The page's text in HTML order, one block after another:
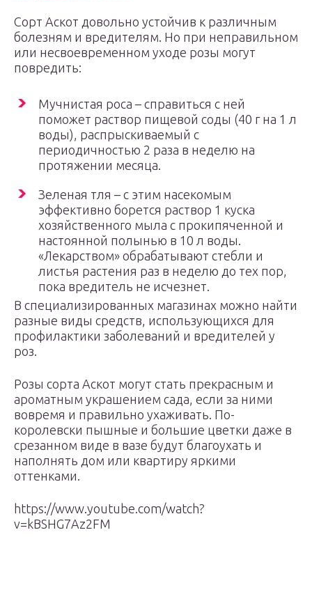
Сорт Аскот довольно устойчив к различным
болезням и вредителям. Но при неправильном
или несвоевременном уходе розы могут
повредить:
Мучнистая роса – справиться с ней
поможет раствор пищевой соды (40 г на 1 л
воды), распрыскиваемый с
периодичностью 2 раза в неделю на
протяжении месяца.
Зеленая тля – с этим насекомым
эффективно борется раствор 1 куска
хозяйственного мыла с прокипяченной и
настоянной полынью в 10 л воды.
«Лекарством» обрабатывают стебли и
листья растения раз в неделю до тех пор,
пока вредитель не исчезнет.
В специализированных магазинах можно найти
разные виды средств, использующихся для
профилактики заболеваний и вредителей у
роз.
Розы сорта Аскот могут стать прекрасным и
ароматным украшением сада, если за ними
вовремя и правильно ухаживать. По-
королевски пышные и большие цветки даже в
срезанном виде в вазе будут благоухать и
наполнять дом или квартиру яркими
оттенками.
https://www.youtube.com/watch?
v=kBSHG7Az2FM